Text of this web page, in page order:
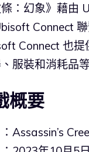
條：幻象》藉由
Connect
Connect 也
服裝和消耗品
概要